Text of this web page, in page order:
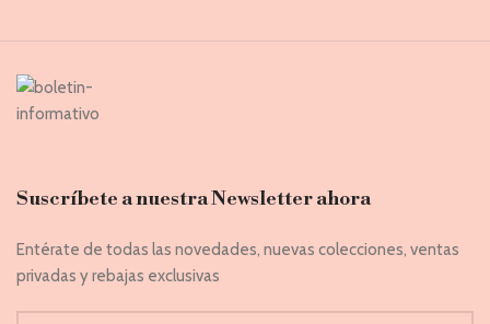
Suscríbete a nuestra Newsletter ahora
Entérate de todas las novedades, nuevas colecciones, ventas
privadas y rebajas exclusivas